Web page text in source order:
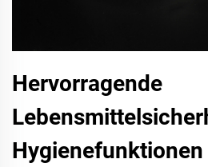
Hervorragende
Hygienefunktionen